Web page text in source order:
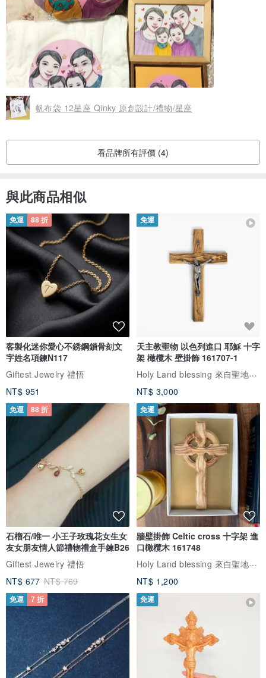
帆布袋 12星座 Qinky 原創設計/禮物/星座
看品牌所有評價 (4)
與此商品相似
免運 88 折
客製化迷你愛心不銹鋼鎖骨刻文
字姓名項鍊N117
Giftest Jewelry 禮悟
NT$ 951
免運
天主教聖物 以色列進口 耶穌 十字
架 橄欖木 壁掛飾 161707-1
Holy Land blessing 來自聖地的祝福
NT$ 3,000
免運 88 折
石榴石/唯一 小王子玫瑰花女生女
友女朋友情人節禮物禮盒手鍊B26
Giftest Jewelry 禮悟
NT$ 677 NT$ 769
免運
牆壁掛飾 Celtic cross 十字架 進
口橄欖木 161748
Holy Land blessing 來自聖地的祝福
NT$ 1,200
免運 7 折 免運